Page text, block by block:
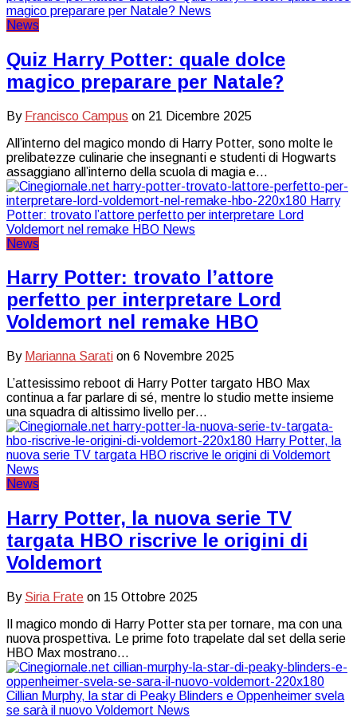
News
Quiz Harry Potter: quale dolce
magico preparare per Natale?
By Francisco Campus on 21 Dicembre 2025
All’interno del magico mondo di Harry Potter, sono molte le
prelibatezze culinarie che insegnanti e studenti di Hogwarts
assaggiano all’interno della scuola di magia e…
News
Harry Potter: trovato l’attore
perfetto per interpretare Lord
Voldemort nel remake HBO
By Marianna Sarati on 6 Novembre 2025
L’attesissimo reboot di Harry Potter targato HBO Max
continua a far parlare di sé, mentre lo studio mette insieme
una squadra di altissimo livello per…
News
Harry Potter, la nuova serie TV
targata HBO riscrive le origini di
Voldemort
By Siria Frate on 15 Ottobre 2025
Il magico mondo di Harry Potter sta per tornare, ma con una
nuova prospettiva. Le prime foto trapelate dal set della serie
HBO Max mostrano…